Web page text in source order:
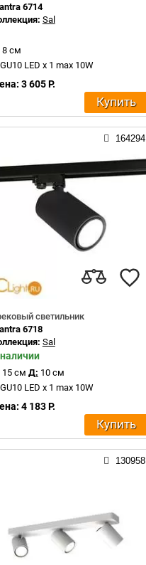
6714
Sal
8 см
GU10 LED x 1 max 10W
3 605 Р.
Купить
164294
светильник
6718
Sal
15 см Д: 10 см
GU10 LED x 1 max 10W
4 183 Р.
Купить
130958